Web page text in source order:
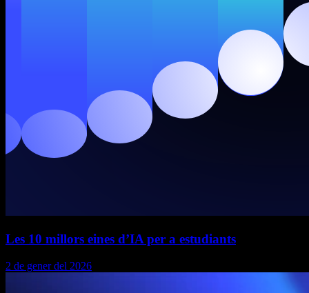
Les 10 millors eines d’IA per a estudiants
2 de gener del 2026